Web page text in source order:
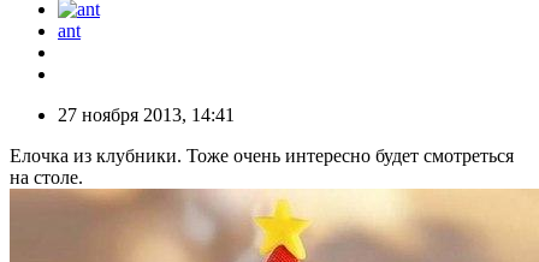
ant
27 ноября 2013, 14:41
Елочка из клубники. Тоже очень интересно будет смотреться
на столе.